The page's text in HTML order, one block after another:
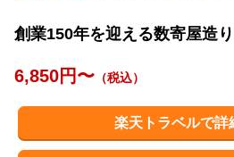
創業150年を迎える数寄屋造
6,850円〜 （税込）
楽天トラベルで詳